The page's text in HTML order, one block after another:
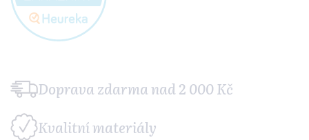
Doprava zdarmanad 2 000 Kč
Kvalitnímateriály